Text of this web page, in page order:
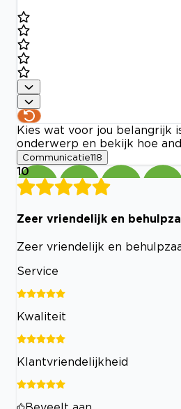
Kies wat voor jou belangrijk
onderwerp en bekijk hoe
Communicatie118
10
Zeer vriendelijk en
Zeer vriendelijk en
Service
Kwaliteit
Klantvriendelijkheid